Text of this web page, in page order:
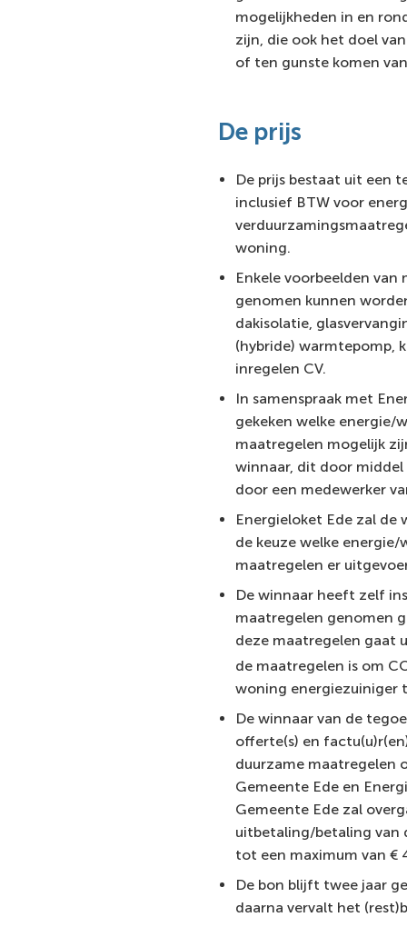
mogelijkheden in en
zijn, die ook het doel
of ten gunste komen
De prijs
De prijs bestaat uit een
inclusief BTW voor
woning.
Enkele voorbeelden van
genomen kunnen
dakisolatie,
(hybride) warmtepomp,
inregelen CV.
In samenspraak met
gekeken welke energie/
maatregelen mogelijk
winnaar, dit door middel
door een medewerker
Energieloket Ede zal de
de keuze welke energie/
maatregelen er
De winnaar heeft zelf
maatregelen genomen
deze maatregelen gaat
de maatregelen is om
woning energiezuiniger
De winnaar van de
offerte(s) en
duurzame maatregelen
Gemeente Ede en
Gemeente Ede zal
uitbetaling/betaling
tot een maximum van €
De bon blijft twee jaar
daarna vervalt het